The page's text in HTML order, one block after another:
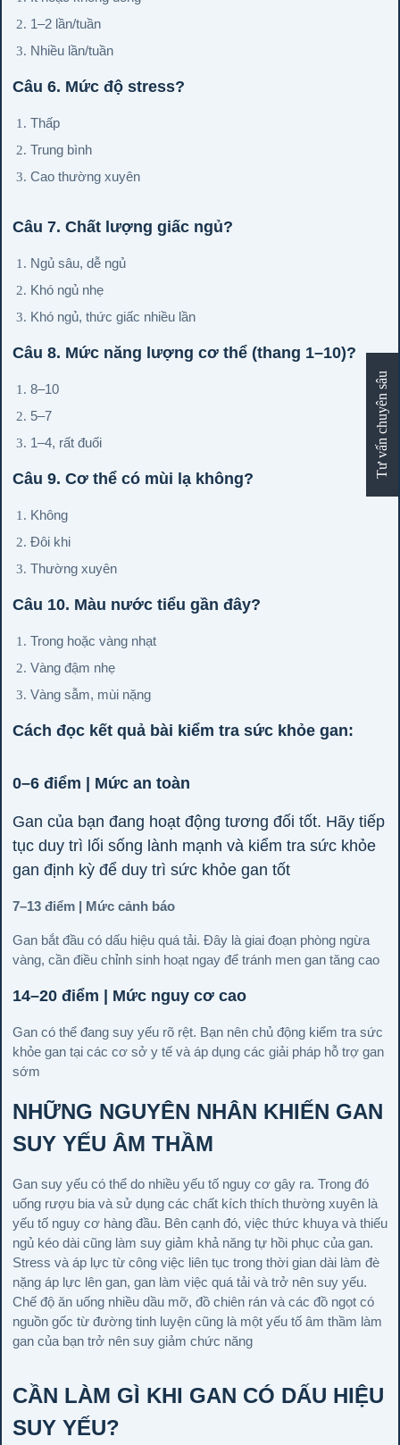
1–2 lần/tuần
Nhiều lần/tuần
Câu 6. Mức độ stress?
Thấp
Trung bình
Cao thường xuyên
Câu 7. Chất lượng giấc ngủ?
Ngủ sâu, dễ ngủ
Khó ngủ nhẹ
Khó ngủ, thức giấc nhiều lần
Câu 8. Mức năng lượng cơ thể (thang 1–10)?
8–10
5–7
1–4, rất đuối
Câu 9. Cơ thể có mùi lạ không?
Không
Đôi khi
Thường xuyên
Câu 10. Màu nước tiểu gần đây?
Trong hoặc vàng nhạt
Vàng đậm nhẹ
Vàng sẫm, mùi nặng
Cách đọc kết quả bài kiểm tra sức khỏe gan:
0–6 điểm | Mức an toàn
Gan của bạn đang hoạt động tương đối tốt. Hãy tiếp
tục duy trì lối sống lành mạnh và kiểm tra sức khỏe
gan định kỳ để duy trì sức khỏe gan tốt
7–13 điểm | Mức cảnh báo
Gan bắt đầu có dấu hiệu quá tải. Đây là giai đoạn phòng ngừa
vàng, cần điều chỉnh sinh hoạt ngay để tránh men gan tăng cao
14–20 điểm | Mức nguy cơ cao
Gan có thể đang suy yếu rõ rệt. Bạn nên chủ động kiểm tra sức
khỏe gan tại các cơ sở y tế và áp dụng các giải pháp hỗ trợ gan
sớm
NHỮNG NGUYÊN NHÂN KHIẾN GAN
SUY YẾU ÂM THẦM
Gan suy yếu có thể do nhiều yếu tố nguy cơ gây ra. Trong đó
uống rượu bia và sử dụng các chất kích thích thường xuyên là
yếu tố nguy cơ hàng đầu. Bên cạnh đó, việc thức khuya và thiếu
ngủ kéo dài cũng làm suy giảm khả năng tự hồi phục của gan.
Stress và áp lực từ công việc liên tục trong thời gian dài làm đè
nặng áp lực lên gan, gan làm việc quá tải và trở nên suy yếu.
Chế độ ăn uống nhiều dầu mỡ, đồ chiên rán và các đồ ngọt có
nguồn gốc từ đường tinh luyện cũng là một yếu tố âm thầm làm
gan của bạn trở nên suy giảm chức năng
CẦN LÀM GÌ KHI GAN CÓ DẤU HIỆU
SUY YẾU?
Tư vấn chuyên sâu